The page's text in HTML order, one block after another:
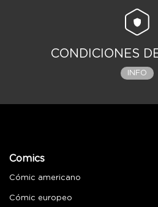
CONDICIONES
INFO
Comics
Cómic americano
Cómic europeo